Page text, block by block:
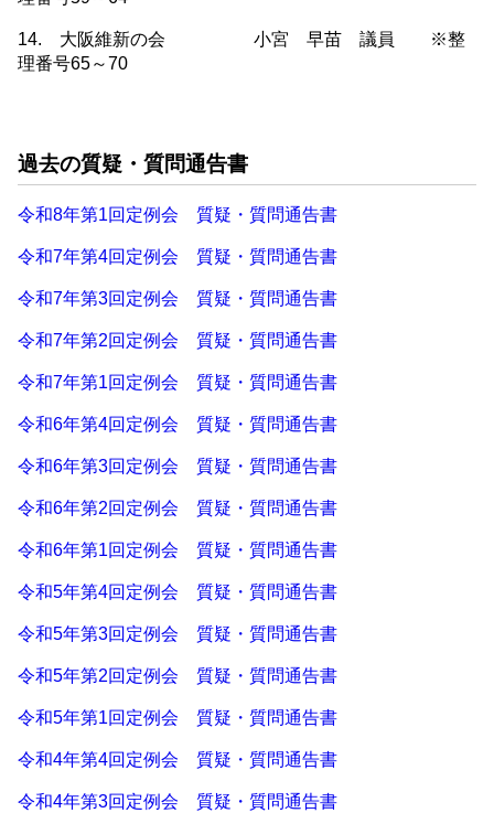
14. 大阪維新の会 小宮 早苗 議員 ※整
理番号65～70
過去の質疑・質問通告書
令和8年第1回定例会 質疑・質問通告書
令和7年第4回定例会 質疑・質問通告書
令和7年第3回定例会 質疑・質問通告書
令和7年第2回定例会 質疑・質問通告書
令和7年第1回定例会 質疑・質問通告書
令和6年第4回定例会 質疑・質問通告書
令和6年第3回定例会 質疑・質問通告書
令和6年第2回定例会 質疑・質問通告書
令和6年第1回定例会 質疑・質問通告書
令和5年第4回定例会 質疑・質問通告書
令和5年第3回定例会 質疑・質問通告書
令和5年第2回定例会 質疑・質問通告書
令和5年第1回定例会 質疑・質問通告書
令和4年第4回定例会 質疑・質問通告書
令和4年第3回定例会 質疑・質問通告書